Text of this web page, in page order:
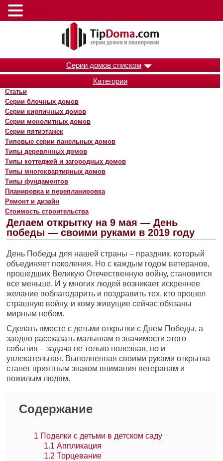
Серии домов списком
Категории
Статьи
Серии блочных домов
Серии кирпичных домов
Серии монолитных домов
Серии пятиэтажек
Типовые серии панельных домов
Типы деревянных домов
Типы коттеджей и загородных домов
Типы многоквартирных домов
Типы фундаментов
Планировка и перепланировка
Ремонт и дизайн
Стоимость строительства
Делаем открытку на 9 мая — День
победы — своими руками в 2019 году
День Победы для нашей страны – праздник, который
объединяет поколения. Но с каждым годом ветеранов,
прошедших Великую Отечественную войну, становится
все меньше. И у многих людей возникает искреннее
желание поблагодарить и поздравить тех, кто прошел
страшную войну, и кому живущие сейчас обязаны
мирным небом.
Сделать вместе с детьми открытки с Днем Победы, а
заодно рассказать малышам о значимости этого
события – задача не только полезная, но и
увлекательная. Выполненная своими руками открытка
станет приятным знаком внимания ветеранам и
пожилым людям.
Содержание
1 Поделки с детьми в детском саду
1.1 Аппликация
1.2 Торцевание